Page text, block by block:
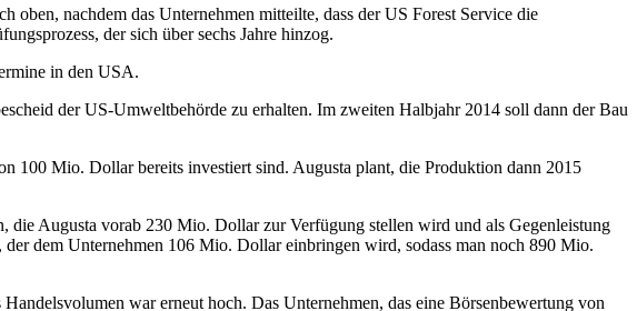
oben, nachdem das Unternehmen mitteilte, dass der US Forest Service die
der sich über sechs Jahre hinzog.
in den USA.
der US-Umweltbehörde zu erhalten. Im zweiten Halbjahr 2014 soll dann der Bau
100 Mio. Dollar bereits investiert sind. Augusta plant, die Produktion dann 2015
Augusta vorab 230 Mio. Dollar zur Verfügung stellen wird und als Gegenleistung
dem Unternehmen 106 Mio. Dollar einbringen wird, sodass man noch 890 Mio.
war erneut hoch. Das Unternehmen, das eine Börsenbewertung von